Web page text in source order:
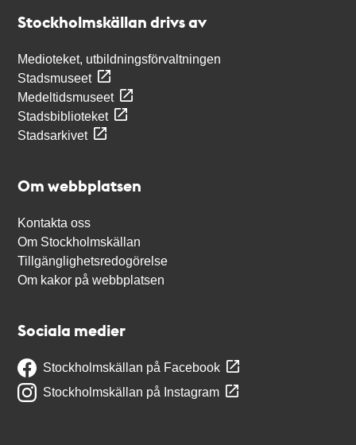
Stockholmskällan drivs av
Medioteket, utbildningsförvaltningen
Stadsmuseet
Medeltidsmuseet
Stadsbiblioteket
Stadsarkivet
Om webbplatsen
Kontakta oss
Om Stockholmskällan
Tillgänglighetsredogörelse
Om kakor på webbplatsen
Sociala medier
Stockholmskällan på Facebook
Stockholmskällan på Instagram